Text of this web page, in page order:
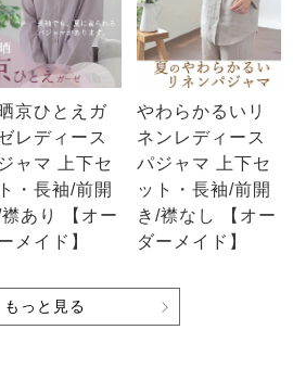
京ひとえガ
レディース
ャマ 上下セ
・長袖/前開
襟あり 【オー
メイド】
やわらかるいリ
ネンレディース
パジャマ 上下セ
ット・長袖/前開
き/襟なし 【オー
ダーメイド】
もっと見る